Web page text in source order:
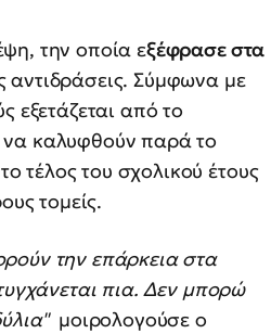
την οποία εξέφρασε στα
αντιδράσεις. Σύμφωνα με
εξετάζεται από το
να καλυφθούν παρά το
τέλος του σχολικού έτους
τομείς.
την επάρκεια στα
πια. Δεν μπορώ
μοιρολογούσε ο